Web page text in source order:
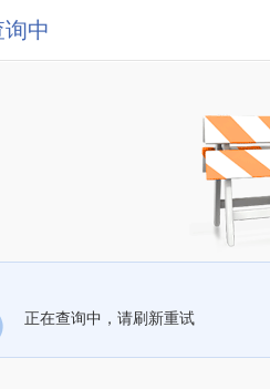
中
正在查询中，请刷新重试